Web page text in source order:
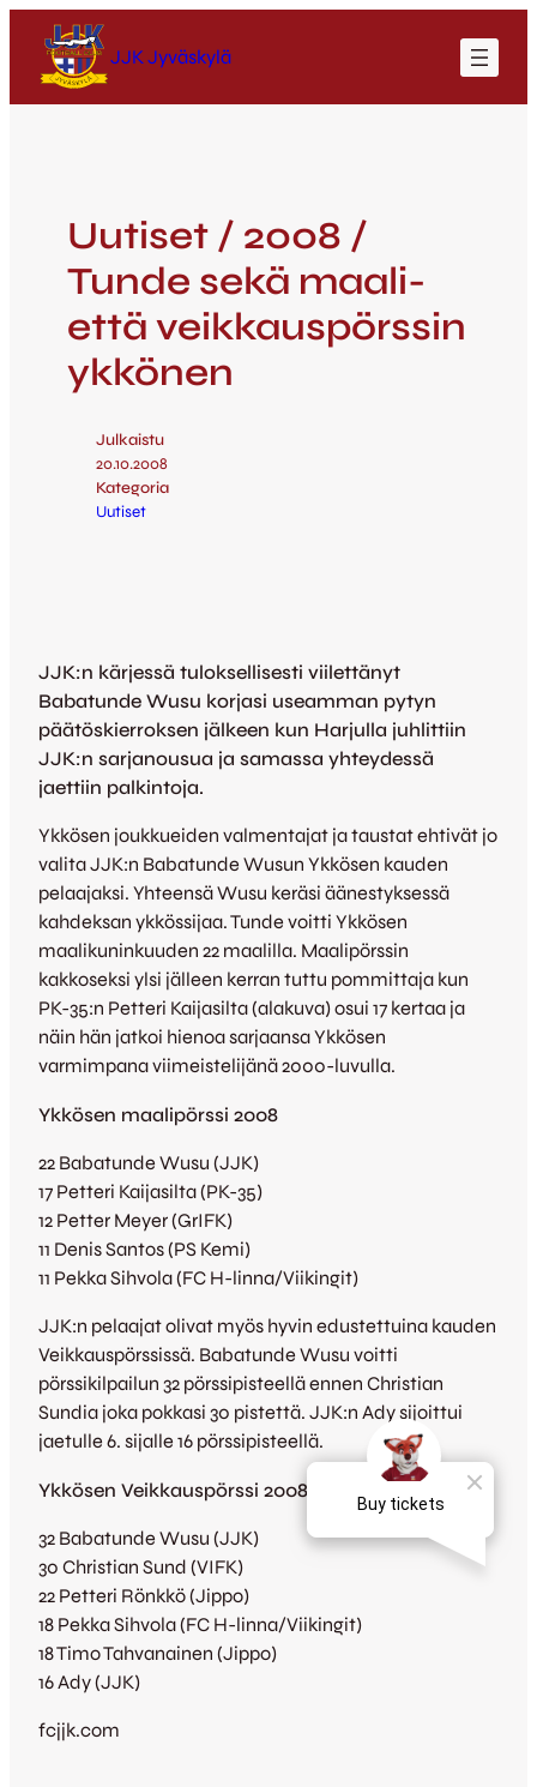
JJK Jyväskylä
Uutiset / 2008 /
Tunde sekä maali-
että veikkauspörssin
ykkönen
Julkaistu
20.10.2008
Kategoria
Uutiset
JJK:n kärjessä tuloksellisesti viilettänyt
Babatunde Wusu korjasi useamman pytyn
päätöskierroksen jälkeen kun Harjulla juhlittiin
JJK:n sarjanousua ja samassa yhteydessä
jaettiin palkintoja.
Ykkösen joukkueiden valmentajat ja taustat ehtivät jo
valita JJK:n Babatunde Wusun Ykkösen kauden
pelaajaksi. Yhteensä Wusu keräsi äänestyksessä
kahdeksan ykkössijaa. Tunde voitti Ykkösen
maalikuninkuuden 22 maalilla. Maalipörssin
kakkoseksi ylsi jälleen kerran tuttu pommittaja kun
PK-35:n Petteri Kaijasilta (alakuva) osui 17 kertaa ja
näin hän jatkoi hienoa sarjaansa Ykkösen
varmimpana viimeistelijänä 2000-luvulla.
Ykkösen maalipörssi 2008
22 Babatunde Wusu (JJK)
17 Petteri Kaijasilta (PK-35)
12 Petter Meyer (GrIFK)
11 Denis Santos (PS Kemi)
11 Pekka Sihvola (FC H-linna/Viikingit)
JJK:n pelaajat olivat myös hyvin edustettuina kauden
Veikkauspörssissä. Babatunde Wusu voitti
pörssikilpailun 32 pörssipisteellä ennen Christian
Sundia joka pokkasi 30 pistettä. JJK:n Ady sijoittui
jaetulle 6. sijalle 16 pörssipisteellä.
Ykkösen Veikkauspörssi 2008
32 Babatunde Wusu (JJK)
30 Christian Sund (VIFK)
22 Petteri Rönkkö (Jippo)
18 Pekka Sihvola (FC H-linna/Viikingit)
18 Timo Tahvanainen (Jippo)
16 Ady (JJK)
fcjjk.com